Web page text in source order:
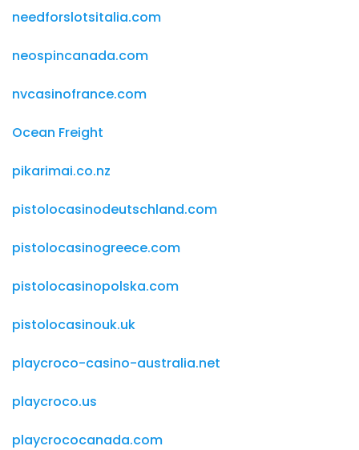
needforslotsitalia.com
neospincanada.com
nvcasinofrance.com
Ocean Freight
pikarimai.co.nz
pistolocasinodeutschland.com
pistolocasinogreece.com
pistolocasinopolska.com
pistolocasinouk.uk
playcroco-casino-australia.net
playcroco.us
playcrococanada.com